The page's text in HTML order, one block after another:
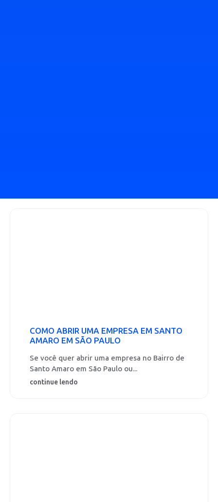
COMO ABRIR UMA EMPRESA EM SANTO
AMARO EM SÃO PAULO
Se você quer abrir uma empresa no Bairro de
Santo Amaro em São Paulo ou...
continue lendo